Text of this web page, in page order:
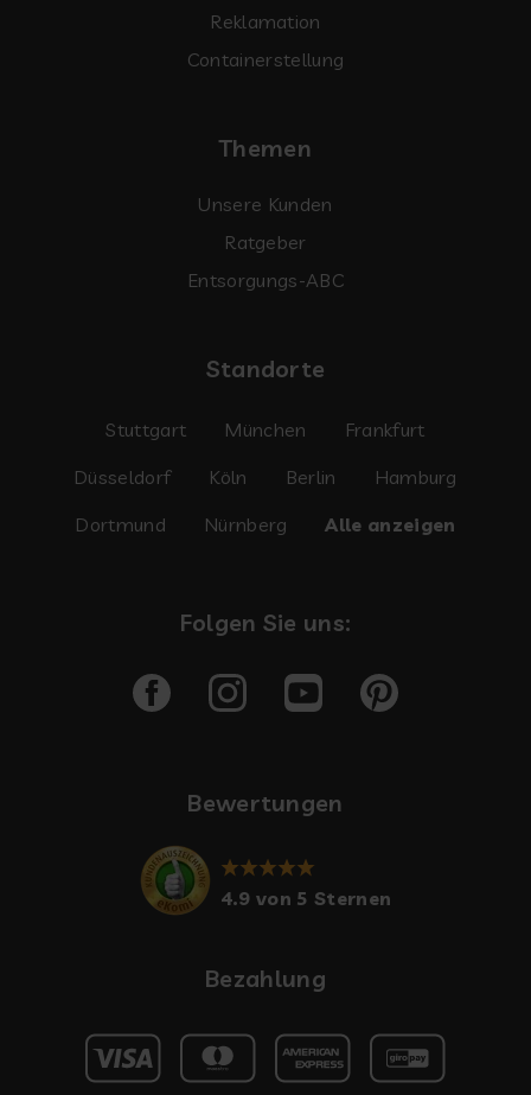
Reklamation
Containerstellung
Themen
Unsere Kunden
Ratgeber
Entsorgungs-ABC
Standorte
Stuttgart München
Frankfurt
Düsseldorf
Köln Berlin
Hamburg
Dortmund
Nürnberg Alle anzeigen
Folgen Sie uns:
Bewertungen
4.9 von 5 Sternen
Bezahlung